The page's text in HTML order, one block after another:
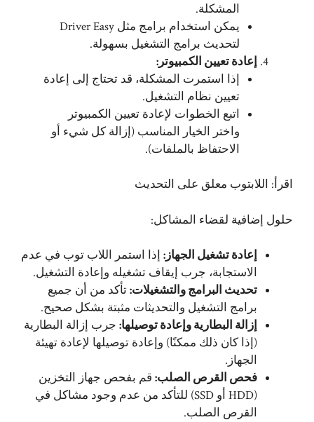
المشكلة.
يمكن استخدام برامج مثل Driver Easy
لتحديث برامج التشغيل بسهولة.
إعادة تعيين الكمبيوتر:
إذا استمرت المشكلة، قد تحتاج إلى إعادة
تعيين نظام التشغيل.
اتبع الخطوات لإعادة تعيين الكمبيوتر
واختر الخيار المناسب (إزالة كل شيء أو
الاحتفاظ بالملفات).
اقرأ: اللابتوب معلق على التحديث
حلول إضافية لقضاء المشاكل:
إعادة تشغيل الجهاز: إذا استمر اللاب توب في عدم
الاستجابة، جرب إيقاف تشغيله وإعادة التشغيل.
تحديث البرامج والتشغيلات:تأكد من أن جميع
برامج التشغيل والتحديثات مثبتة بشكل صحيح.
إزالة البطارية وإعادة توصيلها: جرب إزالة البطارية
(إذا كان ذلك ممكنًا) وإعادة توصيلها لإعادة تهيئة
الجهاز.
فحص القرص الصلب: قم بفحص جهاز التخزين
(HDD أو SSD) للتأكد من عدم وجود مشاكل في
القرص الصلب.